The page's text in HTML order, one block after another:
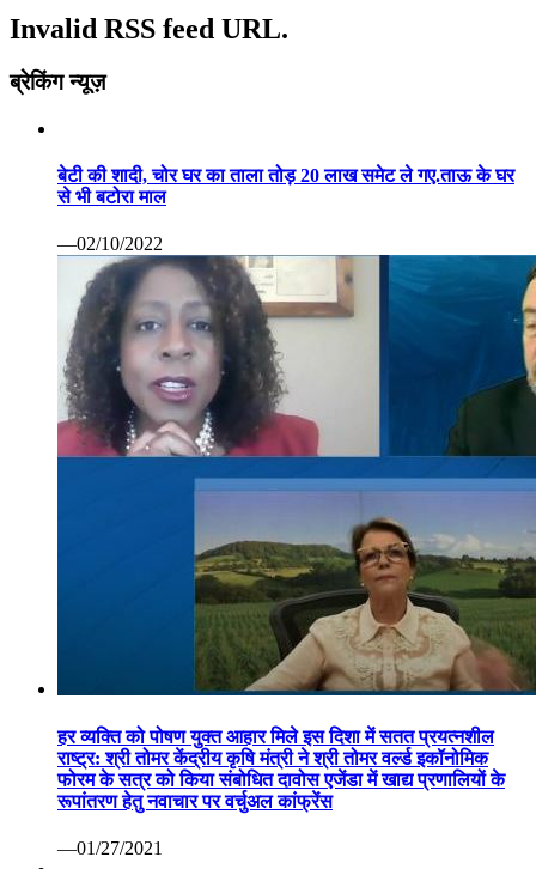
Invalid RSS feed URL.
ब्रेकिंग न्यूज़
बेटी की शादी, चोर घर का ताला तोड़ 20 लाख समेट ले गए.ताऊ के घर
से भी बटोरा माल
—02/10/2022
हर व्यक्ति को पोषण युक्त आहार मिले इस दिशा में सतत प्रयत्नशील
राष्ट्र: श्री तोमर केंद्रीय कृषि मंत्री ने श्री तोमर वर्ल्ड इकॉनोमिक
फोरम के सत्र को किया संबोधित दावोस एजेंडा में खाद्य प्रणालियों के
रूपांतरण हेतु नवाचार पर वर्चुअल कांफ्रेंस
—01/27/2021